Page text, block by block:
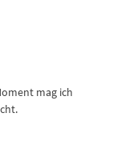
mag ich